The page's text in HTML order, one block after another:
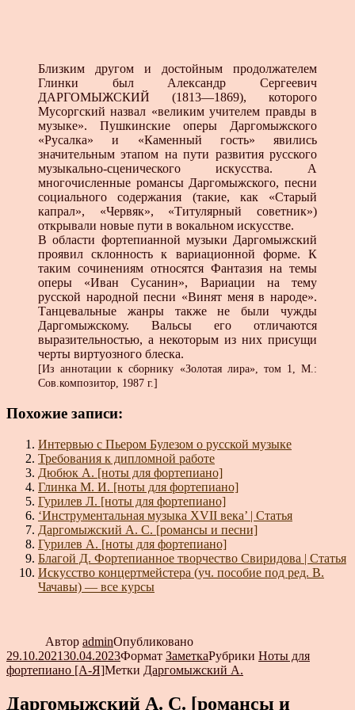
Близким другом и достойным продолжателем
Глинки был Александр Сергеевич
ДАРГОМЫЖСКИЙ (1813—1869), которого
Мусоргский назвал «великим учителем правды в
музыке». Пушкинские оперы Даргомыжского
«Русалка» и «Каменный гость» явились
значительным этапом на пути развития русского
музыкально-сценического искусства. А
многочисленные романсы Даргомыжского, песни
социального содержания (такие, как «Старый
капрал», «Червяк», «Титулярный советник»)
открывали новые пути в вокальном искусстве.
В области фортепианной музыки Даргомыжский
проявил склонность к вариационной форме. К
таким сочинениям относятся Фантазия на темы
оперы «Иван Сусанин», Вариации на тему
русской народной песни «Винят меня в народе».
Танцевальные жанры также не были чужды
Даргомыжскому. Вальсы его отличаются
выразительностью, а некоторым из них присущи
черты виртуозного блеска.
[Из аннотации к сборнику «Золотая лира», том 1, М.:
Сов.композитор, 1987 г.]
Похожие записи:
Интервью с Пьером Булезом о русской музыке
Требования к дипломной работе
Дюбюк А. [ноты для фортепиано]
Глинка М. И. [ноты для фортепиано]
Гурилев Л. [ноты для фортепиано]
‘Инструментальная музыка XVII века’ | Статья
Даргомыжский А. С. [романсы и песни]
Гурилев А. [ноты для фортепиано]
Благой Д. Фортепианное творчество Свиридова | Статья
Искусство концертмейстера (уч. пособие под ред. В.
Чачавы) — все курсы
Автор adminОпубликовано
29.10.202130.04.2023Формат ЗаметкаРубрики Ноты для
фортепиано [А-Я]Метки Даргомыжский А.
Даргомыжский А. С. [романсы и